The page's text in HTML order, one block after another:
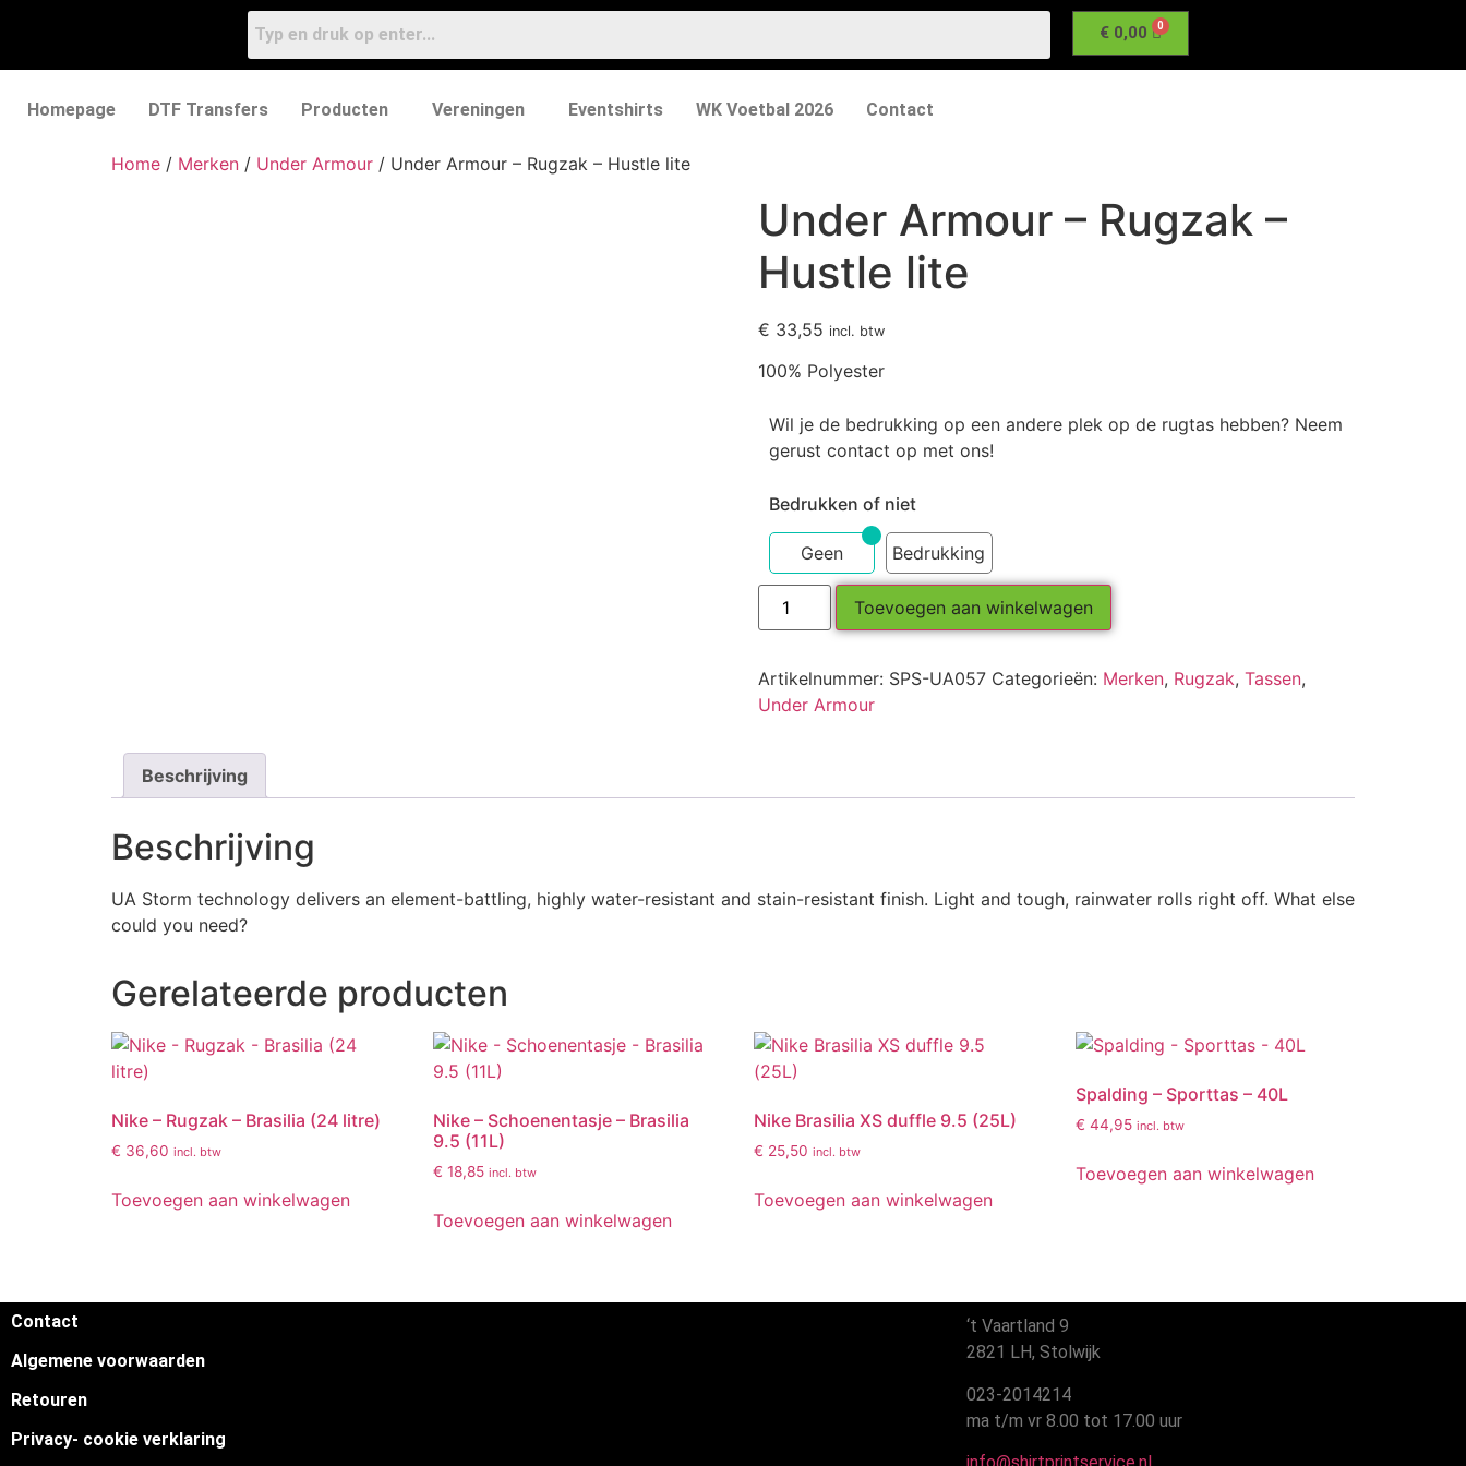
€0,00
Homepage DTF Transfers Producten Vereningen Eventshirts WK Voetbal 2026 Contact
Home / Merken / Under Armour / Under Armour – Rugzak – Hustle lite
Under Armour – Rugzak –
Hustle lite
€ 33,55 incl. btw
100% Polyester
Wil je de bedrukking op een andere plek op de rugtas hebben? Neem
gerust contact op met ons!
Bedrukken of niet
Geen Bedrukking
Toevoegen aan winkelwagen
Artikelnummer: SPS-UA057 Categorieën: Merken, Rugzak, Tassen,
Under Armour
Beschrijving
Beschrijving
UA Storm technology delivers an element-battling, highly water-resistant and stain-resistant finish. Light and tough, rainwater rolls right off. What else
could you need?
Gerelateerde producten
Nike – Rugzak – Brasilia (24 litre)
€ 36,60 incl. btw
Toevoegen aan winkelwagen
Nike – Schoenentasje – Brasilia
9.5 (11L)
€ 18,85 incl. btw
Toevoegen aan winkelwagen
Nike Brasilia XS duffle 9.5 (25L)
€ 25,50 incl. btw
Toevoegen aan winkelwagen
Spalding – Sporttas – 40L
€ 44,95 incl. btw
Toevoegen aan winkelwagen
Contact
Algemene voorwaarden
Retouren
Privacy- cookie verklaring
‘t Vaartland 9
2821 LH, Stolwijk
023-2014214
ma t/m vr 8.00 tot 17.00 uur